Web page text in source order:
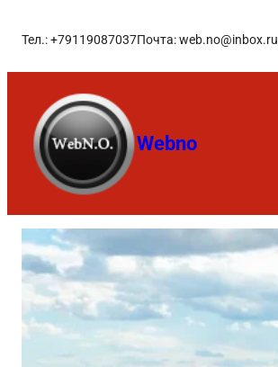
Тел.: +79119087037Почта: web.no@inbox.ru
Webno